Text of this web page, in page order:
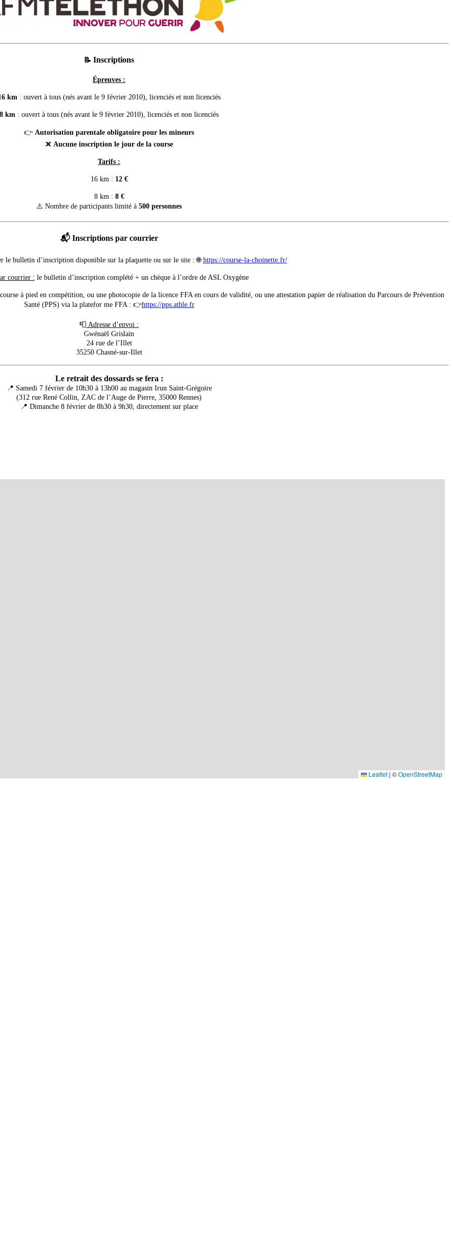
📝 Inscriptions
Épreuves :
km : ouvert à tous (nés avant le 9 février 2010), licenciés et non licenciés
8 km : ouvert à tous (nés avant le 9 février 2010), licenciés et non licenciés
👉 Autorisation parentale obligatoire pour les mineurs
❌ Aucune inscription le jour de la course
Tarifs :
16 km : 12 €
8 km : 8 €
⚠️ Nombre de participants limité à 500 personnes
📬 Inscriptions par courrier
le bulletin d’inscription disponible sur la plaquette ou sur le site : 🌐 https://course-la-choinette.fr/
courrier : le bulletin d’inscription complété + un chèque à l’ordre de ASL Oxygène
à pied en compétition, ou une photocopie de la licence FFA en cours de validité, ou une attestation papier de réalisation du Parcours de Prévention
Santé (PPS) via la platefor me FFA : 👉https://pps.athle.fr
📮 Adresse d’envoi :
Gwénaël Grislain
24 rue de l’Illet
35250 Chasné-sur-Illet
Le retrait des dossards se fera :
📍 Samedi 7 février de 10h30 à 13h00 au magasin Irun Saint-Grégoire
(312 rue René Collin, ZAC de l’Auge de Pierre, 35000 Rennes)
📍 Dimanche 8 février de 8h30 à 9h30, directement sur place